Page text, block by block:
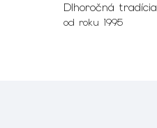
Dlhoročná tradícia
od roku 1995